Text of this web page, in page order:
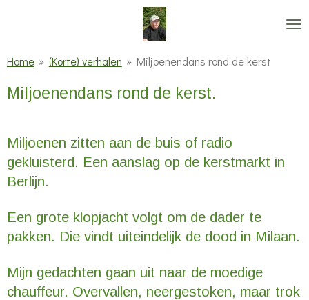
hoofdinhoud
Home » (Korte) verhalen » Miljoenendans rond de kerst
Miljoenendans rond de kerst.
Miljoenen zitten aan de buis of radio
gekluisterd. Een aanslag op de kerstmarkt in
Berlijn.
Een grote klopjacht volgt om de dader te
pakken. Die vindt uiteindelijk de dood in Milaan.
Mijn gedachten gaan uit naar de moedige
chauffeur. Overvallen, neergestoken, maar trok